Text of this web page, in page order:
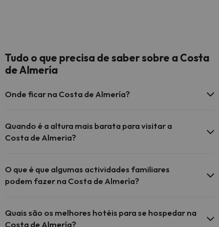
Tudo o que precisa de saber sobre a Costa
de Almería
Onde ficar na Costa de Almería?
Mojacar, Roquetas de Mar e a cidade de Almeria, claro. Com as
suas deslumbrantes praias, rica história e deliciosa gastronomia,
Quando é a altura mais barata para visitar a
Costa de Almeria?
meses de baixa estação na primavera e nos outonos. Ainda
pode desfrutar do clima mediterrâneo ameno, evitar as
O que é que algumas actividades familiares
podem fazer na Costa de Almería?
onde escolher. Visite o parque temático Oasys Mini Hollywood,
descubra o parque natural de Cabo de Gata ou passe um dia na
Quais são os melhores hotéis para se hospedar na
Costa de Almería?